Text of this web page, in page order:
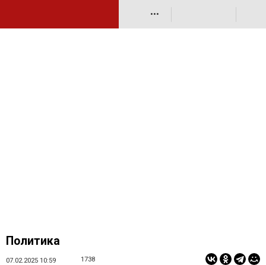
•••
Политика
07.02.2025 10:59 1738